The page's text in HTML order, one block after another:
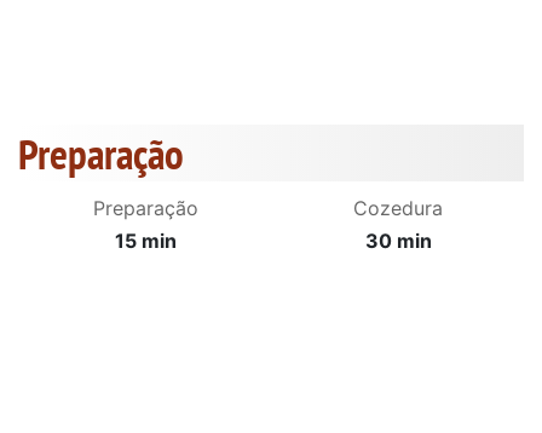
Preparação
Preparação
15 min
Cozedura
30 min